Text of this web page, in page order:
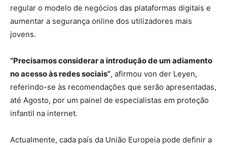
regular o modelo de negócios das plataformas digitais e
aumentar a segurança online dos utilizadores mais
jovens.
“Precisamos considerar a introdução de um adiamento
no acesso às redes sociais”, afirmou von der Leyen,
referindo-se às recomendações que serão apresentadas,
até Agosto, por um painel de especialistas em proteção
infantil na internet.
Actualmente, cada país da União Europeia pode definir a